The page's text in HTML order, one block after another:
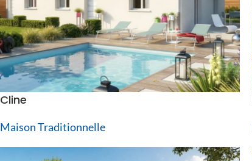
Cline
Maison Traditionnelle